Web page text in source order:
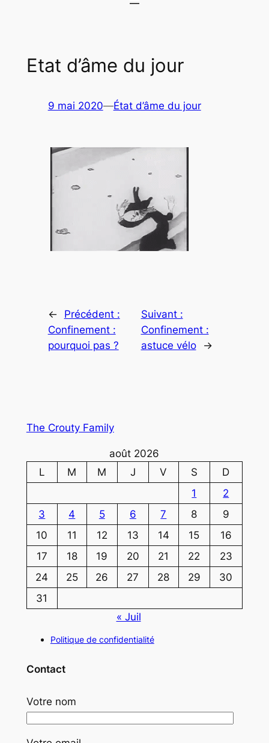
Etat d’âme du jour
9 mai 2020—État d’âme du jour
←
Précédent :
Confinement :
pourquoi pas ?
Suivant :
Confinement :
astuce vélo
→
The Crouty Family
août 2026
L
M M J V S
D
1
2
3
4 5 6 7 8
9
10
11 12 13 14 15
16
17
18 19 20 21 22
23
24
25 26 27 28 29
30
31
« Juil
Politique de confidentialité
Contact
Votre nom